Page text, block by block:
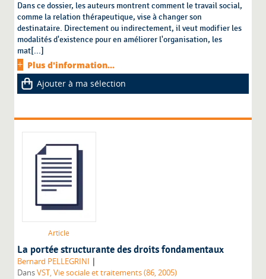
Dans ce dossier, les auteurs montrent comment le travail social,
comme la relation thérapeutique, vise à changer son
destinataire. Directement ou indirectement, il veut modifier les
modalités d'existence pour en améliorer l'organisation, les
mat[...]
Plus d'information...
Ajouter à ma sélection
Article
La portée structurante des droits fondamentaux
Bernard PELLEGRINI |
DansVST, Vie sociale et traitements (86, 2005)